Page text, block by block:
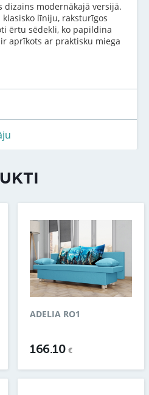
dizains modernākajā versijā.
klasisko līniju, raksturīgos
ērtu sēdekli, ko papildina
aprīkots ar praktisku miega
ADELIA RO1
166.10€